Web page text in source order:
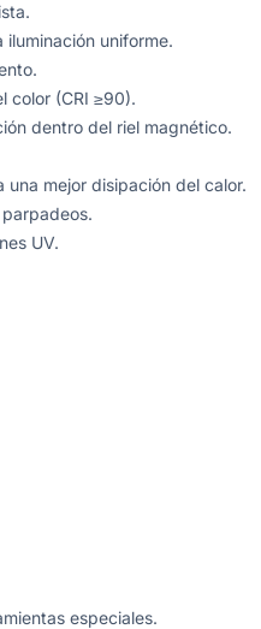
uniforme.
color (CRI ≥90).
dentro del riel magnético.
una mejor disipación del calor.
UV.
especiales.